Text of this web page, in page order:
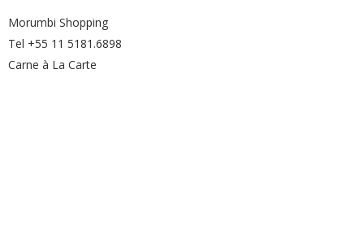
Morumbi Shopping
Tel +55 11 5181.6898
Carne à La Carte